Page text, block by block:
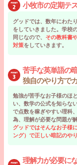
小牧市の定期テ
グッドでは、数年にわた
をしていきました。学校
同じなので、 その教科書
対策をしていきます。
苦手な英単語の
独自のやり方で
勉強が苦手なお子様のほ
い、数学の公式を知らな
で点数を稼ぎやすい理科
為、理解が必要な問題が
グッドではそんなお子様
ング）で正しい暗記のや
理解力が必要に